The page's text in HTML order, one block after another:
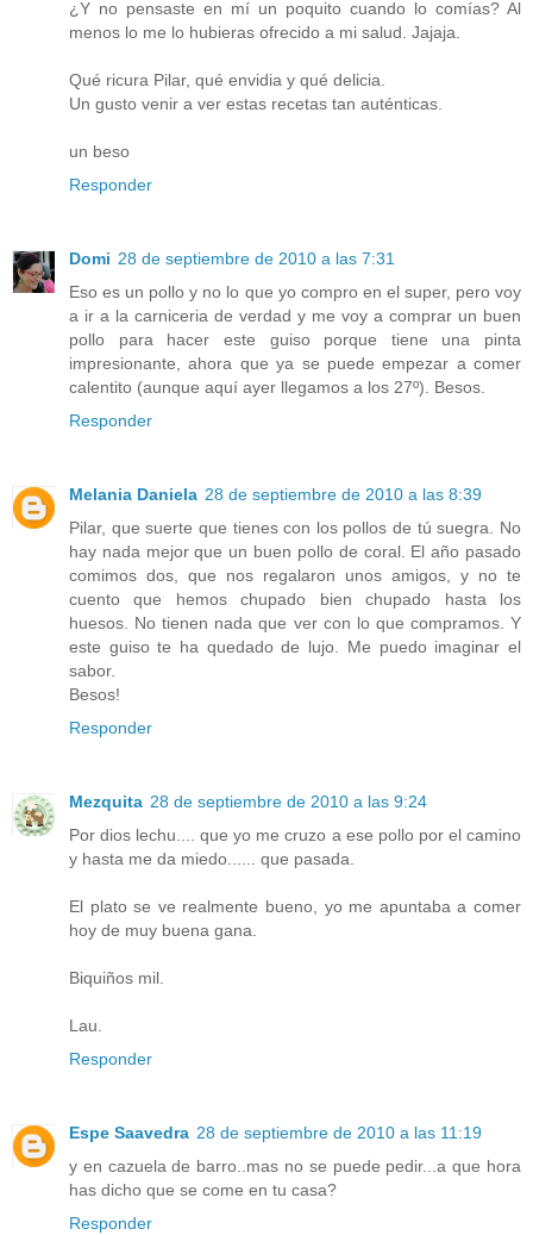
¿Y no pensaste en mí un poquito cuando lo comías? Al
menos lo me lo hubieras ofrecido a mi salud. Jajaja.
Qué ricura Pilar, qué envidia y qué delicia.
Un gusto venir a ver estas recetas tan auténticas.
un beso
Responder
Domi 28 de septiembre de 2010 a las 7:31
Eso es un pollo y no lo que yo compro en el super, pero voy
a ir a la carniceria de verdad y me voy a comprar un buen
pollo para hacer este guiso porque tiene una pinta
impresionante, ahora que ya se puede empezar a comer
calentito (aunque aquí ayer llegamos a los 27º). Besos.
Responder
Melania Daniela 28 de septiembre de 2010 a las 8:39
Pilar, que suerte que tienes con los pollos de tú suegra. No
hay nada mejor que un buen pollo de coral. El año pasado
comimos dos, que nos regalaron unos amigos, y no te
cuento que hemos chupado bien chupado hasta los
huesos. No tienen nada que ver con lo que compramos. Y
este guiso te ha quedado de lujo. Me puedo imaginar el
sabor.
Besos!
Responder
Mezquita 28 de septiembre de 2010 a las 9:24
Por dios lechu.... que yo me cruzo a ese pollo por el camino
y hasta me da miedo...... que pasada.
El plato se ve realmente bueno, yo me apuntaba a comer
hoy de muy buena gana.
Biquiños mil.
Lau.
Responder
Espe Saavedra 28 de septiembre de 2010 a las 11:19
y en cazuela de barro..mas no se puede pedir...a que hora
has dicho que se come en tu casa?
Responder